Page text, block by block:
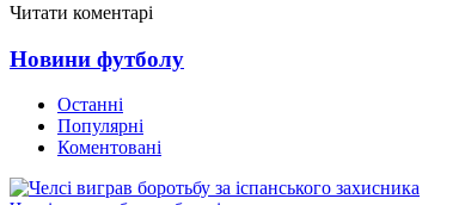
Читати коментарі
Новини футболу
Останні
Популярні
Коментовані